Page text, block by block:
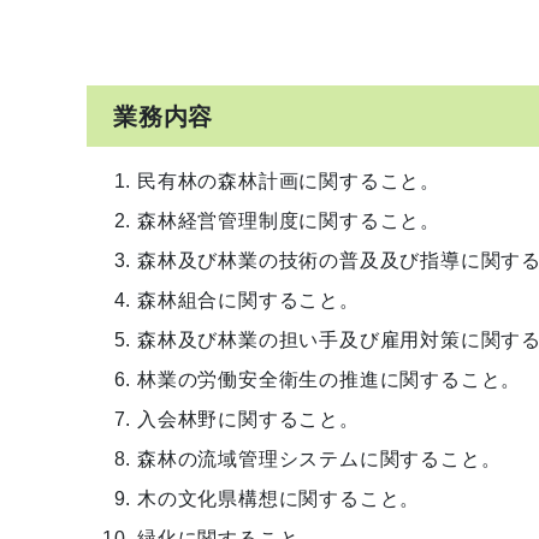
業務内容
民有林の森林計画に関すること。
森林経営管理制度に関すること。
森林及び林業の技術の普及及び指導に関する
森林組合に関すること。
森林及び林業の担い手及び雇用対策に関する
林業の労働安全衛生の推進に関すること。
入会林野に関すること。
森林の流域管理システムに関すること。
木の文化県構想に関すること。